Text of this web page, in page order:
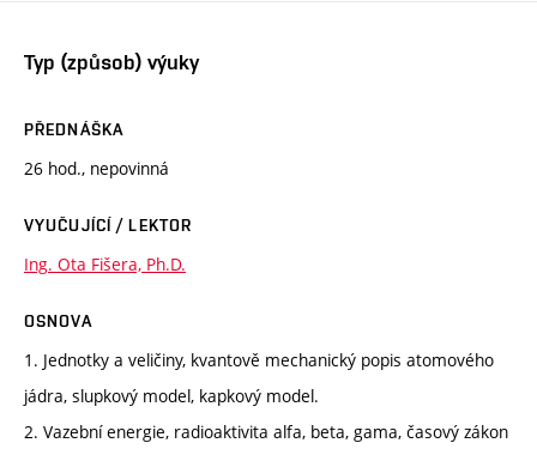
Typ (způsob) výuky
PŘEDNÁŠKA
26 hod., nepovinná
VYUČUJÍCÍ / LEKTOR
Ing. Ota Fišera, Ph.D.
OSNOVA
1. Jednotky a veličiny, kvantově mechanický popis atomového
jádra, slupkový model, kapkový model.
2. Vazební energie, radioaktivita alfa, beta, gama, časový zákon